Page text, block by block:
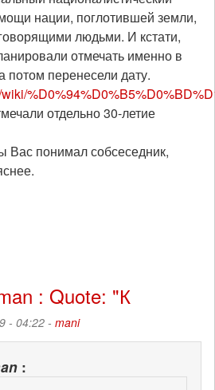
нации, поглотившей земли,
людьми. И кстати,
отмечать именно в
потом перенесели дату.
отдельно 30-летие
Вас понимал собсеседник,
: Quote: "К
- 04:22 - mani
: